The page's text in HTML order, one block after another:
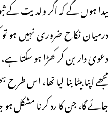
پیدا ہوں گے کہ اگر ولدیت
درمیان نکاح ضروری نہیں ہو
دعویٰ دار بن کر کھڑا ہو سکتا
مجھے اپنا بیٹا بنا لیا تھا، اس
جائے گا، جن کا رد کرنا مشکل